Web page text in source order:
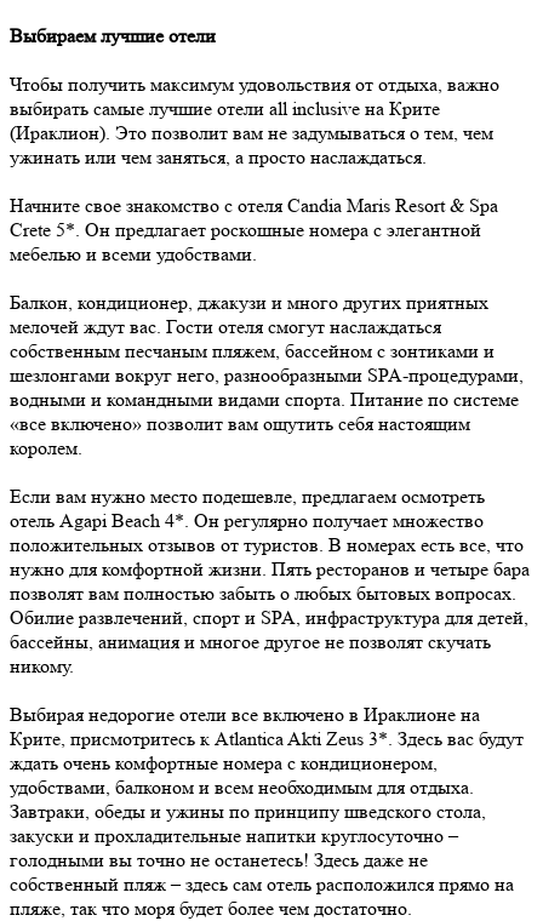
Выбираем лучшие отели
Чтобы получить максимум удовольствия от отдыха, важно
выбирать самые лучшие отели all inclusive на Крите
(Ираклион). Это позволит вам не задумываться о тем, чем
ужинать или чем заняться, а просто наслаждаться.
Начните свое знакомство с отеля Candia Maris Resort & Spa
Crete 5*. Он предлагает роскошные номера с элегантной
мебелью и всеми удобствами.
Балкон, кондиционер, джакузи и много других приятных
мелочей ждут вас. Гости отеля смогут наслаждаться
собственным песчаным пляжем, бассейном с зонтиками и
шезлонгами вокруг него, разнообразными SPA-процедурами,
водными и командными видами спорта. Питание по системе
«все включено» позволит вам ощутить себя настоящим
королем.
Если вам нужно место подешевле, предлагаем осмотреть
отель Agapi Beach 4*. Он регулярно получает множество
положительных отзывов от туристов. В номерах есть все, что
нужно для комфортной жизни. Пять ресторанов и четыре бара
позволят вам полностью забыть о любых бытовых вопросах.
Обилие развлечений, спорт и SPA, инфраструктура для детей,
бассейны, анимация и многое другое не позволят скучать
никому.
Выбирая недорогие отели все включено в Ираклионе на
Крите, присмотритесь к Atlantica Akti Zeus 3*. Здесь вас будут
ждать очень комфортные номера с кондиционером,
удобствами, балконом и всем необходимым для отдыха.
Завтраки, обеды и ужины по принципу шведского стола,
закуски и прохладительные напитки круглосуточно –
голодными вы точно не останетесь! Здесь даже не
собственный пляж – здесь сам отель расположился прямо на
пляже, так что моря будет более чем достаточно.